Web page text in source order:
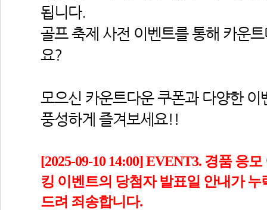
됩니다.
골프 축제 사전 이벤트를 통해 카운
요?
모으신 카운트다운 쿠폰과 다양한
풍성하게 즐겨보세요!!
[2025-09-10 14:00] EVENT3. 경품 응
킹 이벤트의 당첨자 발표일 안내가
드려 죄송합니다.